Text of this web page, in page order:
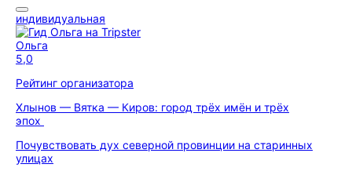
индивидуальная
Ольга
5,0
Рейтинг организатора
Хлынов — Вятка — Киров: город трёх имён и трёх
эпох
Почувствовать дух северной провинции на старинных
улицах